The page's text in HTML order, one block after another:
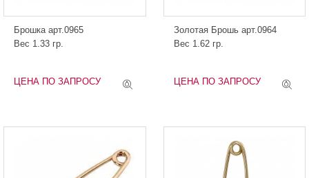
Брошка арт.0965
Вес 1.33 гр.
ЦЕНА ПО ЗАПРОСУ
Золотая Брошь арт.0964
Вес 1.62 гр.
ЦЕНА ПО ЗАПРОСУ